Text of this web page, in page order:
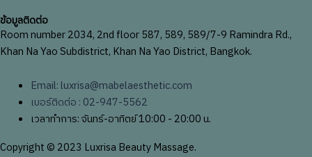
ข้อมูลติดต่อ
Room number 2034, 2nd floor 587, 589, 589/7-9 Ramindra Rd.,
Khan Na Yao Subdistrict, Khan Na Yao District, Bangkok.
Email: luxrisa@mabelaesthetic.com
เบอร์ติดต่อ : 02-947-5562
เวลาทำการ: จันทร์-อาทิตย์ 10:00 - 20:00 น.
Copyright © 2023 Luxrisa Beauty Massage.